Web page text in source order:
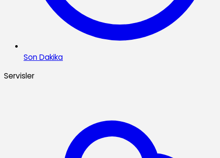
Son Dakika
Servisler